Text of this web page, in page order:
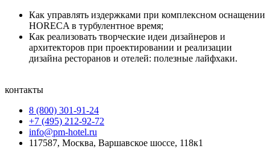
Как управлять издержками при комплексном оснащении
HORECA в турбулентное время;
Как реализовать творческие идеи дизайнеров и
архитекторов при проектировании и реализации
дизайна ресторанов и отелей: полезные лайфхаки.
контакты
8 (800) 301‑91‑24
+7 (495) 212‑92‑72
info@pm-hotel.ru
117587, Москва, Варшавское шоссе, 118к1